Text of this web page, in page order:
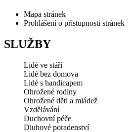
Mapa stránek
Prohlášení o přístupnosti stránek
SLUŽBY
Lidé ve stáří
Lidé bez domova
Lidé s handicapem
Ohrožené rodiny
Ohrožené děti a mládež
Vzdělávání
Duchovní péče
Dluhové poradenství